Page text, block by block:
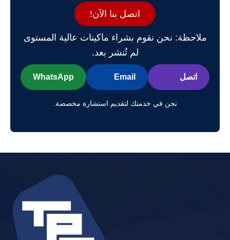
اتصل بنا الآن!
ملاحظة: نحن نقوم بشراء ماكينات عالية المستوى
لم تُنشر بعد.
اتصل Email
WhatsApp
نحن في خدمتك لتقديم استشارة مخصصة.